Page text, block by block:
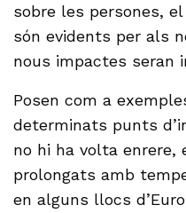
sobre les persones,
són evidents per als
nous impactes seran
Posen com a
determinats punts
no hi ha volta
prolongats amb
en alguns llocs